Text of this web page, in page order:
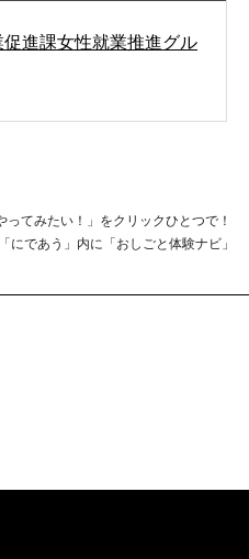
進課女性就業推進グル
ってみたい！」をクリックひとつで！
であう」内に「おしごと体験ナビ」